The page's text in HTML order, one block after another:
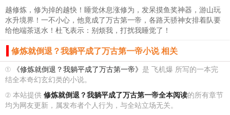
越修炼，修为掉的越快！睡觉休息涨修为，发呆摸鱼奖神器，游山玩
水升境界！一不小心，他竟成了万古第一帝，各路天骄神女排着队要
给他端茶送水！杜飞表示：别烦我，打扰我睡觉了！
修炼就倒退？我躺平成了万古第一帝小说 相关
① 《修炼就倒退？我躺平成了万古第一帝》 是 飞机爆 所写的一本完
结全本奇幻玄幻类的小说。
② 本站提供 修炼就倒退？我躺平成了万古第一帝全本阅读的所有章节
均为网友更新，属发布者个人行为，与全站立场无关。